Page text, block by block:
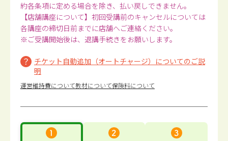
約各条項に定める場合を除き、払い戻しできません。
【店舗講座について】初回受講前のキャンセルについては
各講座の締切日前までに店舗へご連絡ください。
※ご受講開始後は、退講手続きをお願いします。
チケット自動追加（オートチャージ）についてのご説
明
運営維持費について教材について保険料について